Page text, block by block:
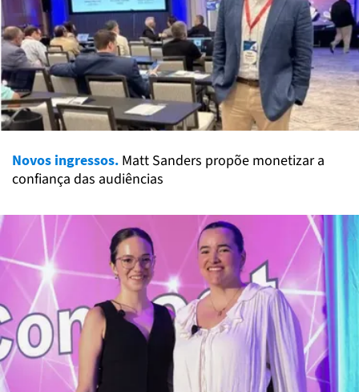
Novos ingressos. Matt Sanders propõe monetizar a
confiança das audiências